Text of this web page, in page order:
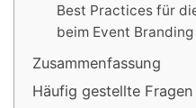
Best Practices für
beim Event Branding
Zusammenfassung
Häufig gestellte Fragen